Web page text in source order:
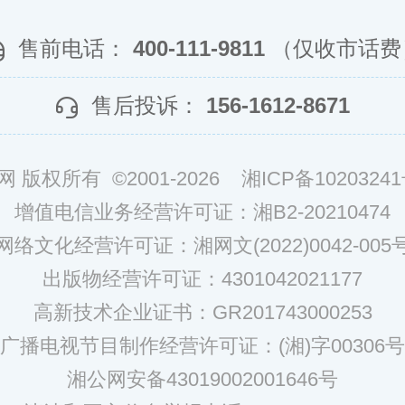
售前电话： 400-111-9811 （仅收市话费
售后投诉： 156-1612-8671
版权所有 ©2001-2026 湘ICP备
增值电信业务经营许可证：湘B2-20210474
络文化经营许可证：湘网文(2022)0042-005
出版物经营许可证：4301042021177
高新技术企业证书：GR201743000253
广播电视节目制作经营许可证：(湘)字00306号
湘公网安备43019002001646号